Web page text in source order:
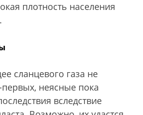
плотность населения
сланцевого газа не
неясные пока
вследствие